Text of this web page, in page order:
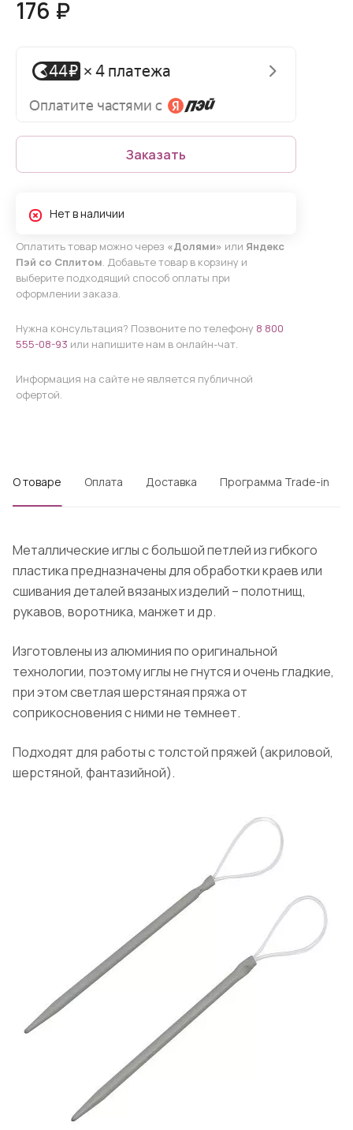
176 ₽
Заказать
Нет в наличии
Оплатить товар можно через «Долями» или Яндекс
Пэй со Сплитом. Добавьте товар в корзину и
выберите подходящий способ оплаты при
оформлении заказа.
Нужна консультация? Позвоните по телефону 8 800
555-08-93 или напишите нам в онлайн-чат.
Информация на сайте не является публичной
офертой.
О товаре Оплата Доставка Программа Trade-in
Металлические иглы с большой петлей из гибкого
пластика предназначены для обработки краев или
сшивания деталей вязаных изделий – полотнищ,
рукавов, воротника, манжет и др.
Изготовлены из алюминия по оригинальной
технологии, поэтому иглы не гнутся и очень гладкие,
при этом светлая шерстяная пряжа от
соприкосновения с ними не темнеет.
Подходят для работы с толстой пряжей (акриловой,
шерстяной, фантазийной).